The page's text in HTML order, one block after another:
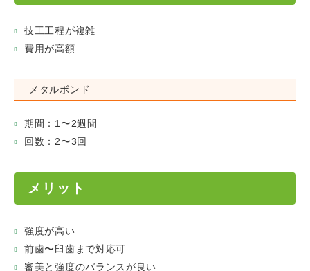
技工工程が複雑
費用が高額
メタルボンド
期間：1〜2週間
回数：2〜3回
メリット
強度が高い
前歯〜臼歯まで対応可
審美と強度のバランスが良い